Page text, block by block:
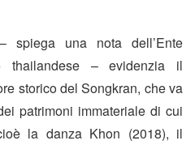
spiega una nota dell’Ente
thailandese – evidenzia il
storico del Songkran, che va
patrimoni immateriale di cui
la danza Khon (2018), il